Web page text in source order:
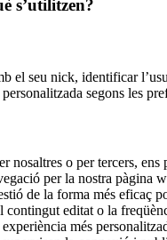
s’utilitzen?
el seu nick, identificar
segons les
nosaltres o per tercers,
per la nostra
de la forma més eficaç
editat o la
més